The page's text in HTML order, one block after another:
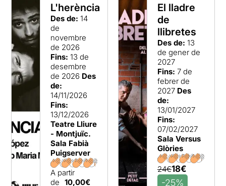
L'herència
Des de: 14
de
novembre
de 2026
Fins: 13 de
desembre
de 2026 Des
de:
14/11/2026
Fins:
13/12/2026
Teatre Lliure
- Montjuïc.
Sala Fabià
Puigserver
A partir
de 10,00€
El lladre
de
llibretes
Des de: 13
de gener de
2027
Fins: 7 de
febrer de
2027 Des
de:
13/01/2027
Fins:
07/02/2027
Sala Versus
Glòries
24€18€
-25%